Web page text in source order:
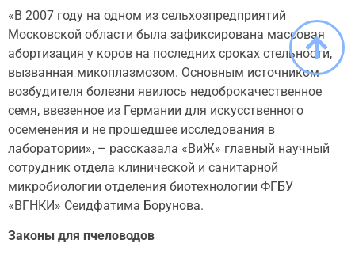
«В 2007 году на одном из сельхозпредприятий
Московской области была зафиксирована массовая
абортизация у коров на последних сроках стельности,
вызванная микоплазмозом. Основным источником
возбудителя болезни явилось недоброкачественное
семя, ввезенное из Германии для искусственного
осеменения и не прошедшее исследования в
лаборатории», – рассказала «ВиЖ» главный научный
сотрудник отдела клинической и санитарной
микробиологии отделения биотехнологии ФГБУ
«ВГНКИ» Сеидфатима Борунова.
Законы для пчеловодов